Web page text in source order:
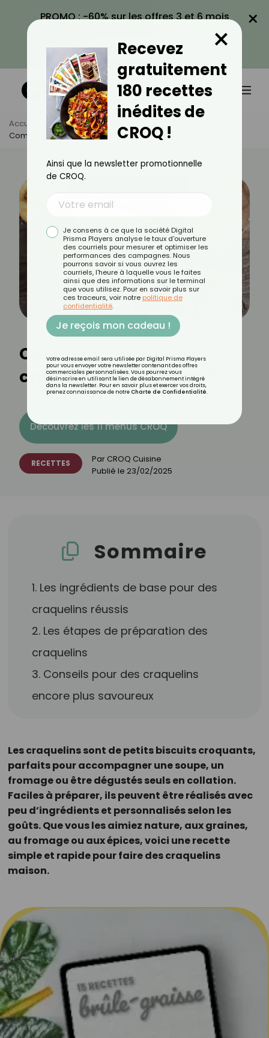
PROMO : -60% sur les offres 3 et 6 mois
VOIR LA PROMO
×
Accueil Actus
Recettes
Comment Réaliser Des Craquelins Facilement ?
Comment réaliser des
craquelins facilement ?
Découvrez les 11 menus CROQ
RECETTES Par CROQ Cuisine
Publié le 23/02/2025
Sommaire
1. Les ingrédients de base pour des
craquelins réussis
2. Les étapes de préparation des
craquelins
3. Conseils pour des craquelins
encore plus savoureux
Les craquelins sont de petits biscuits croquants,
parfaits pour accompagner une soupe, un
fromage ou être dégustés seuls en collation.
Faciles à préparer, ils peuvent être réalisés avec
peu d’ingrédients et personnalisés selon les
goûts. Que vous les aimiez nature, aux graines,
au fromage ou aux épices, voici une recette
simple et rapide pour faire des craquelins
maison.
Recevez
gratuitement
180 recettes
inédites de
CROQ !
×
Ainsi que la newsletter promotionnelle
de CROQ.
Je consens à ce que la société Digital
Prisma Players analyse le taux d'ouverture
des courriels pour mesurer et optimiser les
performances des campagnes. Nous
pourrons savoir si vous ouvrez les
courriels, l'heure à laquelle vous le faites
ainsi que des informations sur le terminal
que vous utilisez. Pour en savoir plus sur
ces traceurs, voir notre politique de
confidentialité.
Je reçois mon cadeau !
Votre adresse email sera utilisée par Digital Prisma Players
pour vous envoyer votre newsletter contenant des offres
commerciales personnalisées. Vous pourrez vous
désinscrire en utilisant le lien de désabonnement intégré
dans la newsletter. Pour en savoir plus et exercer vos droits,
prenez connaissance de notre Charte de Confidentialité.